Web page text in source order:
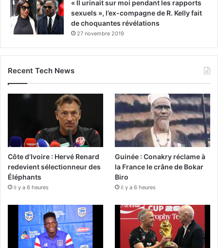
« Il urinait sur moi pendant les rapports
sexuels », l’ex-compagne de R. Kelly fait
de choquantes révélations
27 novembre 2019
Recent Tech News
Côte d’Ivoire : Hervé Renard
redevient sélectionneur des
Éléphants
il y a 6 heures
Guinée : Conakry réclame à
la France le crâne de Bokar
Biro
il y a 6 heures